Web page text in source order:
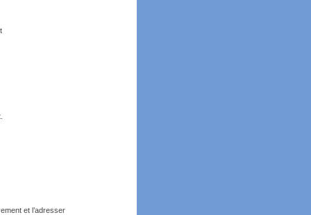
et l’adresser